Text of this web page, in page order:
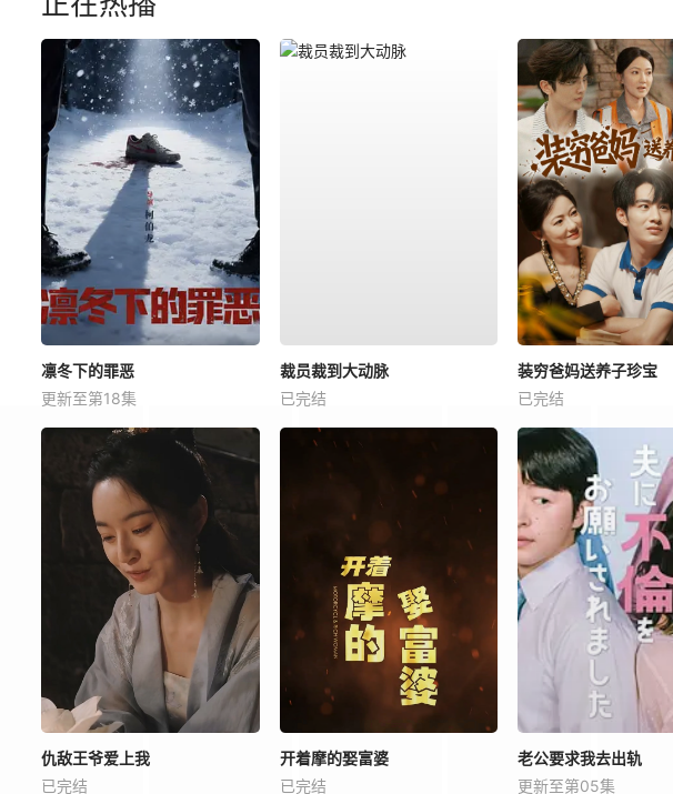
凛冬下的罪恶
更新至第18集
裁员裁到大动脉
已完结
装穷爸妈送养子珍宝
已完结
仇敌王爷爱上我
已完结
开着摩的娶富婆
已完结
老公要求我去出轨
更新至第05集